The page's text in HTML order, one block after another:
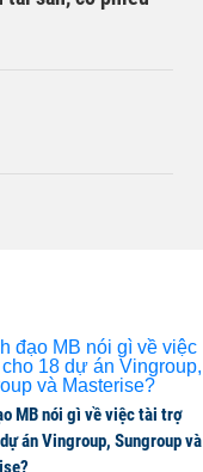
nền kinh tế
MB nói gì về việc tài trợ
án Vingroup, Sungroup và